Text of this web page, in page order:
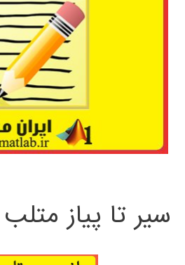
سیر تا پیاز متلب MATLAB